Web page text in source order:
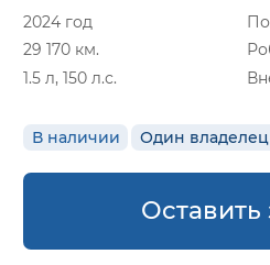
2024 год
29 170 км.
1.5 л, 150 л.с.
В наличии Один владелец
Оставить